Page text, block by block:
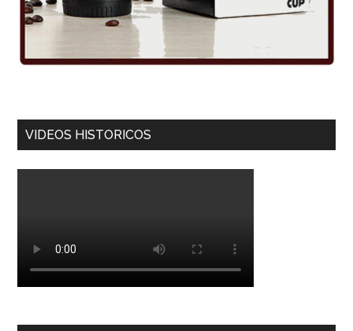
VIDEOS HISTORICOS